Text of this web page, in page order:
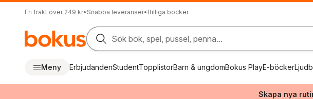
Fri frakt över 249 kr• Snabba leveranser• Billiga böcker
Sök bok, spel, pussel, penna...
Meny ErbjudandenStudentTopplistorBarn & ungdomBokus PlayE-böcker
Skapa nya